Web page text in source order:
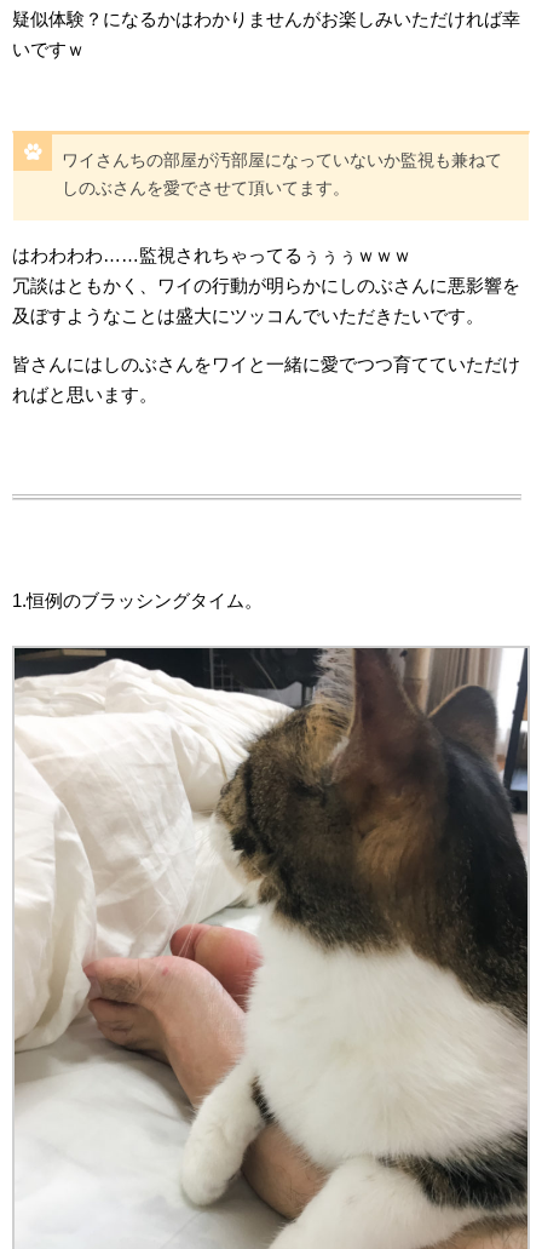
疑似体験？になるかはわかりませんがお楽しみいただければ幸
いですｗ
ワイさんちの部屋が汚部屋になっていないか監視も兼ねて
しのぶさんを愛でさせて頂いてます。
はわわわわ……監視されちゃってるぅぅぅｗｗｗ
冗談はともかく、ワイの行動が明らかにしのぶさんに悪影響を
及ぼすようなことは盛大にツッコんでいただきたいです。
皆さんにはしのぶさんをワイと一緒に愛でつつ育てていただけ
ればと思います。
1.恒例のブラッシングタイム。